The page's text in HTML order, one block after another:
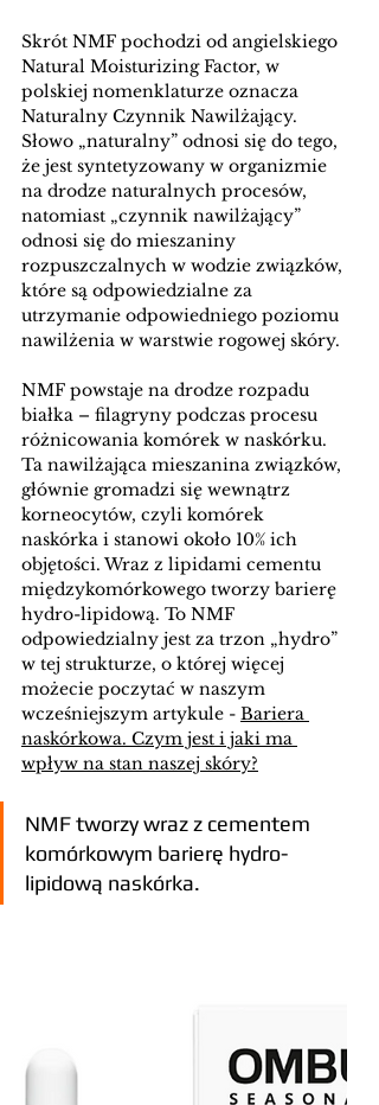
Skrót NMF pochodzi od angielskiego
Natural Moisturizing Factor, w
polskiej nomenklaturze oznacza
Naturalny Czynnik Nawilżający.
Słowo „naturalny” odnosi się do tego,
że jest syntetyzowany w organizmie
na drodze naturalnych procesów,
natomiast „czynnik nawilżający”
odnosi się do mieszaniny
rozpuszczalnych w wodzie związków,
które są odpowiedzialne za
utrzymanie odpowiedniego poziomu
nawilżenia w warstwie rogowej skóry.
NMF powstaje na drodze rozpadu
białka – filagryny podczas procesu
różnicowania komórek w naskórku.
Ta nawilżająca mieszanina związków,
głównie gromadzi się wewnątrz
korneocytów, czyli komórek
naskórka i stanowi około 10% ich
objętości. Wraz z lipidami cementu
międzykomórkowego tworzy barierę
hydro-lipidową. To NMF
odpowiedzialny jest za trzon „hydro”
w tej strukturze, o której więcej
możecie poczytać w naszym
wcześniejszym artykule - Bariera
naskórkowa. Czym jest i jaki ma
wpływ na stan naszej skóry?
NMF tworzy wraz z cementem
komórkowym barierę hydro-
lipidową naskórka.